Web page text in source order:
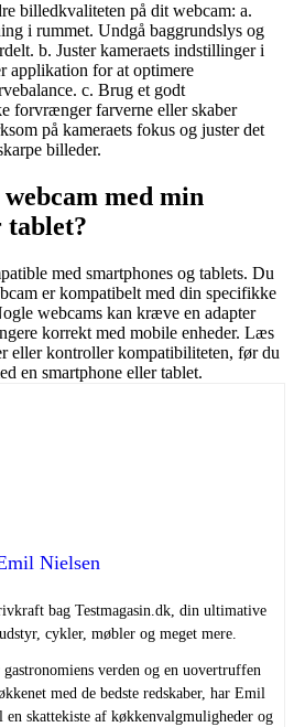
billedkvaliteten på dit webcam: a.
i rummet. Undgå baggrundslys og
b. Juster kameraets indstillinger i
applikation for at optimere
c. Brug et godt
forvrænger farverne eller skaber
på kameraets fokus og juster det
billeder.
med min
tablet?
med smartphones og tablets. Du
er kompatibelt med din specifikke
webcams kan kræve en adapter
korrekt med mobile enheder. Læs
eller kontroller kompatibiliteten, før du
en smartphone eller tablet.
Nielsen
bag Testmagasin.dk, din ultimative
cykler, møbler og meget mere.
verden og en uovertruffen
med de bedste redskaber, har Emil
skattekiste af køkkenvalgmuligheder og